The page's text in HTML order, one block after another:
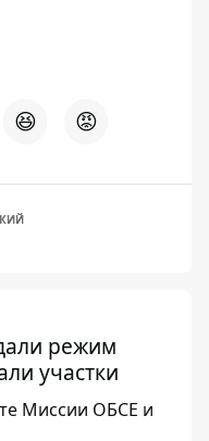
😆 😡
режим
участки
Миссии ОБСЕ и